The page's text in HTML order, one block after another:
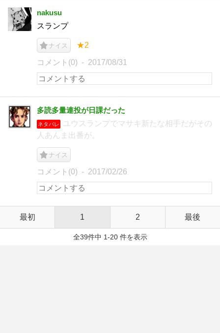
nakusu
スランプ
ナイス ★2
コメント(0) 2017/08/31
多読多量連投が日課だった
ネタバレ
ユウスランプでマサキ新たな相手だがその
人あんま出番が。
ナイス
コメント(0) 2017/02/26
最初 1 2 最後
全39件中 1-20 件を表示